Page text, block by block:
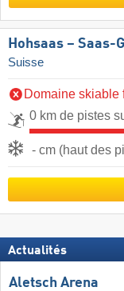
Hohsaas – Saas-
Suisse
Domaine skiable
0 km de pistes
- cm (haut des
Actualités
Aletsch Arena